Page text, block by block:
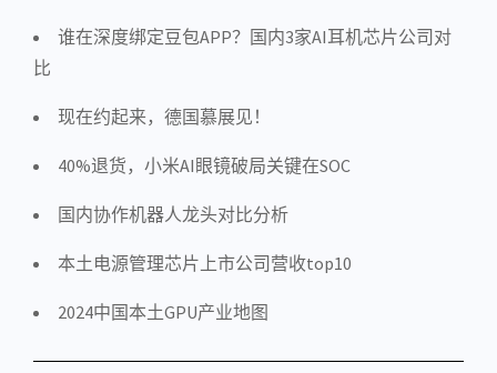
谁在深度绑定豆包APP？国内3家AI耳机芯片公司对
比
现在约起来，德国慕展见！
40%退货，小米AI眼镜破局关键在SOC
国内协作机器人龙头对比分析
本土电源管理芯片上市公司营收top10
2024中国本土GPU产业地图